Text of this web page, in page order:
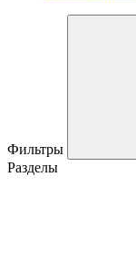
Фильтры
Разделы